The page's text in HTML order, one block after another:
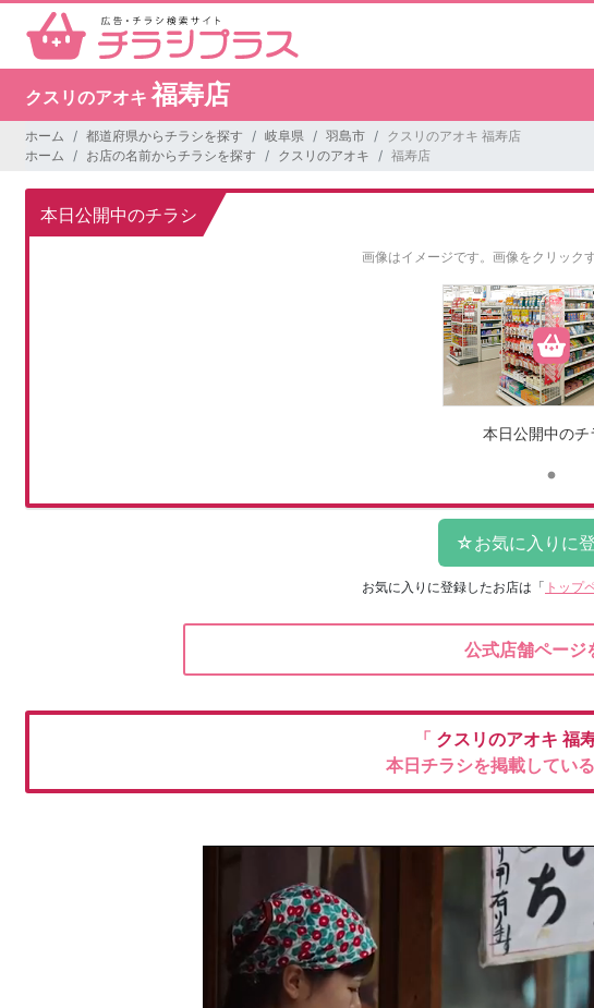
クスリのアオキ福寿店
ホーム 都道府県からチラシを探す 岐阜県 羽島市
クスリのアオキ 福寿店
ホーム
お店の名前からチラシを探す クスリのアオキ 福寿店
本日公開中のチラシ
画像はイメージです。 画像をクリック
本日公開中のチ
お気に入りに登録したお店は 「 トップ
公式店舗ページ
「 クスリのアオキ 福
本日チラシを掲載してい